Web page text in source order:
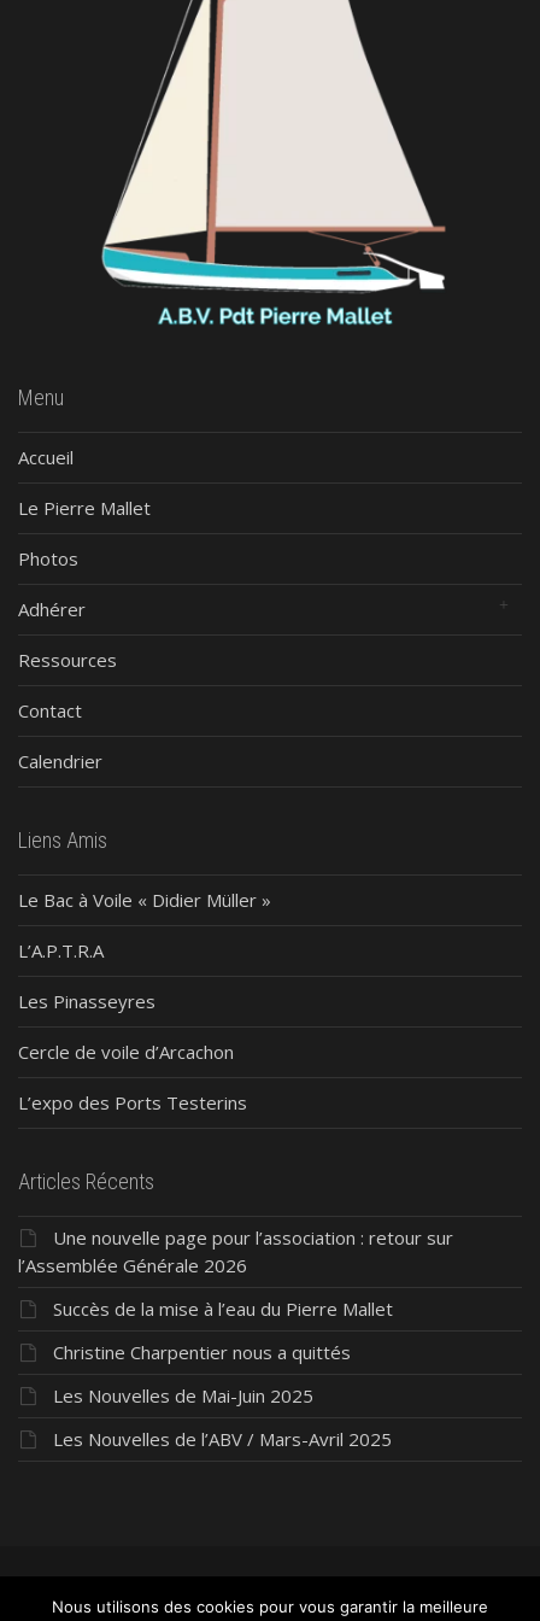
Menu
Accueil
Le Pierre Mallet
Photos
Adhérer
Ressources
Contact
Calendrier
Liens Amis
Le Bac à Voile « Didier Müller »
L’A.P.T.R.A
Les Pinasseyres
Cercle de voile d’Arcachon
L’expo des Ports Testerins
Articles Récents
Une nouvelle page pour l’association : retour sur
l’Assemblée Générale 2026
Succès de la mise à l’eau du Pierre Mallet
Christine Charpentier nous a quittés
Les Nouvelles de Mai-Juin 2025
Les Nouvelles de l’ABV / Mars-Avril 2025
©2026 ABV Président Pierre Mallet- Tous droits
Nous utilisons des cookies pour vous garantir la meilleure